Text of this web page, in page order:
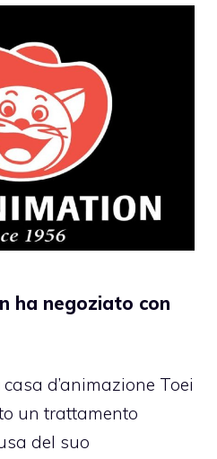
ha negoziato con
d’animazione Toei
un trattamento
del suo